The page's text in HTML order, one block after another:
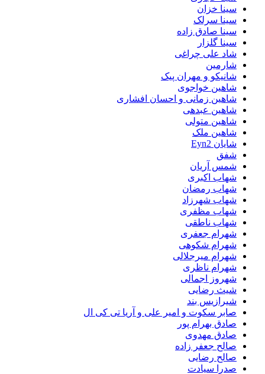
سینا خزان
سینا سرلک
سینا صادق زاده
سینا گلزار
شاد علی چراغی
شارمین
شانیکو و مهران پیک
شاهین خواجوی
شاهین زمانی و احسان افشاری
شاهین عبدهی
شاهین متولی
شاهین ملک
شایان Eyn2
شفق
شمس آریان
شهاب اکبری
شهاب رمضان
شهاب شهرزاد
شهاب مظفری
شهاب ناطقی
شهرام جعفری
شهرام شکوهی
شهرام میرجلالی
شهرام ناظری
شهروز اجمالی
شیث رضایی
شیرازیس بند
صابر سکوت و امیر علی و آریا تی کی ال
صادق بهرام پور
صادق مهدوی
صالح جعفر زاده
صالح رضایی
صدرا سیادت